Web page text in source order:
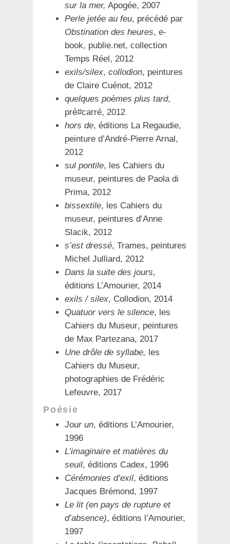
sur la mer, Apogée, 2007
Perle jetée au feu, précédé par
Obstination des heures, e-
book, publie.net, collection
Temps Réel, 2012
exils/silex, collodion, peintures
de Claire Cuénot, 2012
quelques poèmes plus tard,
pré#carré, 2012
hors de, éditions La Regaudie,
peinture d’André-Pierre Arnal,
2012
sul pontile, les Cahiers du
museur, peintures de Paola di
Prima, 2012
bissextile, les Cahiers du
museur, peintures d’Anne
Slacik, 2012
s’est dressé, Trames, peintures
Michel Julliard, 2012
Dans la suite des jours,
éditions L’Amourier, 2014
exils / silex, Collodion, 2014
Quatuor vers le silence, les
Cahiers du Museur, peintures
de Max Partezana, 2017
Une drôle de syllabe, les
Cahiers du Museur,
photographies de Frédéric
Lefeuvre, 2017
Poésie
Jour un, éditions L’Amourier,
1996
L’imaginaire et matières du
seuil, éditions Cadex, 1996
Cérémonies d’exil, éditions
Jacques Brémond, 1997
Le lit (en pays de rupture et
d’absence), éditions l’Amourier,
1997